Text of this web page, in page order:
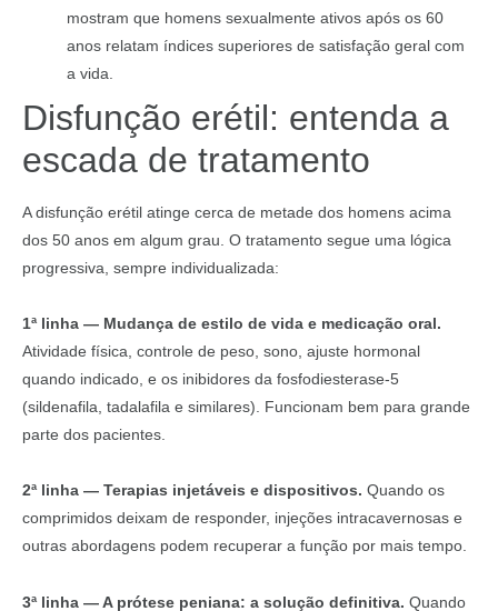
mostram que homens sexualmente ativos após os 60
anos relatam índices superiores de satisfação geral com
a vida.
Disfunção erétil: entenda a
escada de tratamento
A disfunção erétil atinge cerca de metade dos homens acima
dos 50 anos em algum grau. O tratamento segue uma lógica
progressiva, sempre individualizada:
1ª linha — Mudança de estilo de vida e medicação oral.
Atividade física, controle de peso, sono, ajuste hormonal
quando indicado, e os inibidores da fosfodiesterase-5
(sildenafila, tadalafila e similares). Funcionam bem para grande
parte dos pacientes.
2ª linha — Terapias injetáveis e dispositivos. Quando os
comprimidos deixam de responder, injeções intracavernosas e
outras abordagens podem recuperar a função por mais tempo.
3ª linha — A prótese peniana: a solução definitiva. Quando